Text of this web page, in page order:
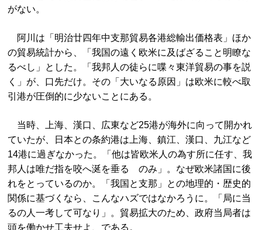
がない。
阿川は「明治廿四年中支那貿易各港総輸出価格表」ほか
の貿易統計から、「我国の遠く欧米に及ばざること明瞭な
るべし」とした。「我邦人の徒らに喋々東洋貿易の事を説
く」が、口先だけ。その「大いなる原因」は欧米に較べ取
引港が圧倒的に少ないことにある。
当時、上海、漢口、広東など25港が海外に向って開かれ
ていたが、日本との条約港は上海、鎮江、漢口、九江など
14港に過ぎなかった。「他は皆欧米人の為す所に任す、我
邦人は唯だ指を咬へ涎を垂るゝのみ」。なぜ欧米諸国に後
れをとっているのか。「我国と支那」との地理的・歴史的
関係に基づくなら、こんなハズではなかろうに。「局に当
るの人一考して可なり」。貿易拡大のため、政府当局者は
頭を働かせ工夫せよ、である。